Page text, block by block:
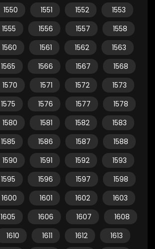
1550 1551 1552
1553
1555 1556 1557
1558
1560 1561 1562
1563
1565 1566 1567
1568
1570 1571 1572
1573
1575 1576 1577
1578
1580 1581 1582
1583
1585 1586 1587
1588
1590 1591 1592
1593
1595 1596 1597
1598
1600 1601 1602
1603
1605 1606 1607
1608
1610 1611 1612
1613